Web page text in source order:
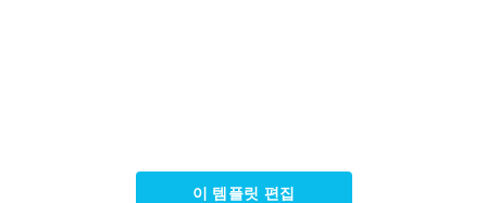
이 템플릿 편집